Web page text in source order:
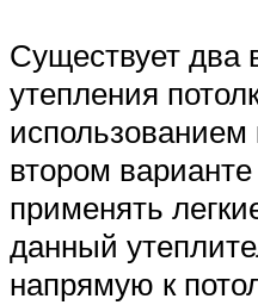
Существует два
утепления
использованием
втором
применять
данный
напрямую к